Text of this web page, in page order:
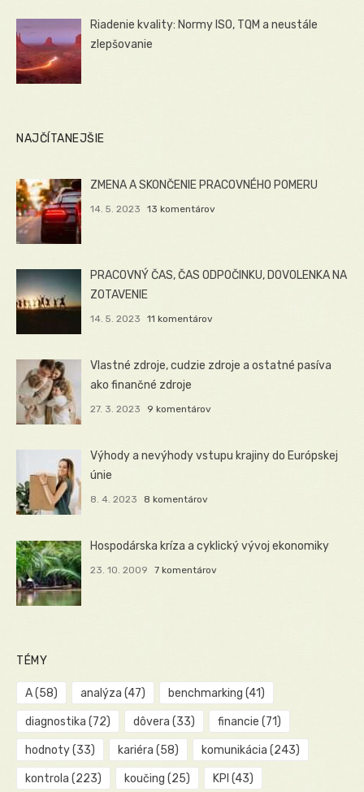
Riadenie kvality: Normy ISO, TQM a neustále
zlepšovanie
NAJČÍTANEJŠIE
ZMENA A SKONČENIE PRACOVNÉHO POMERU
14. 5. 2023 13 komentárov
PRACOVNÝ ČAS, ČAS ODPOČINKU, DOVOLENKA NA
ZOTAVENIE
14. 5. 2023 11 komentárov
Vlastné zdroje, cudzie zdroje a ostatné pasíva
ako finančné zdroje
27. 3. 2023 9 komentárov
Výhody a nevýhody vstupu krajiny do Európskej
únie
8. 4. 2023 8 komentárov
Hospodárska kríza a cyklický vývoj ekonomiky
23. 10. 2009 7 komentárov
TÉMY
A(58) analýza (47) benchmarking (41)
diagnostika (72) dôvera (33) financie (71)
hodnoty(33) kariéra (58) komunikácia (243)
kontrola (223) koučing (25) KPI (43)